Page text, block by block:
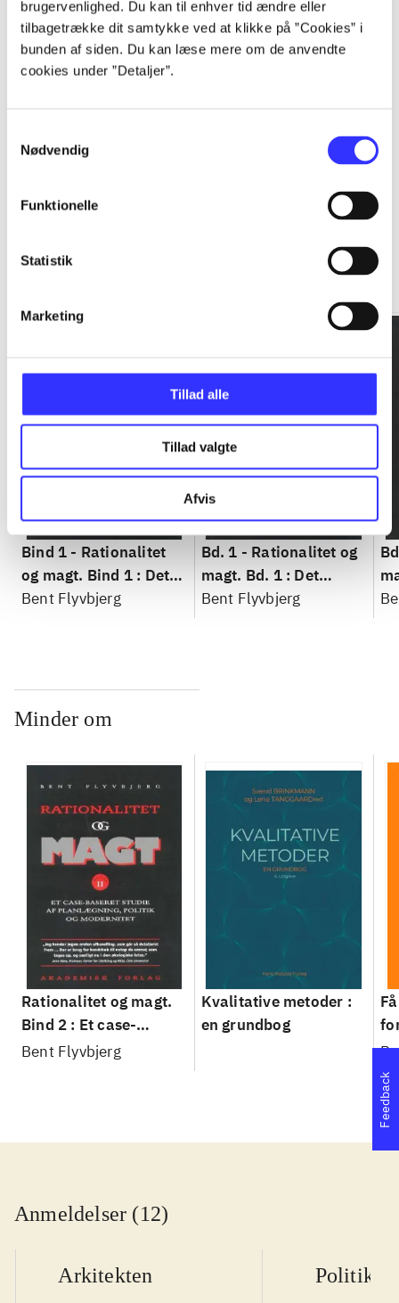
brugervenlighed. Du kan til enhver tid ændre eller
tilbagetrække dit samtykke ved at klikke på ”Cookies” i
bunden af siden. Du kan læse mere om de anvendte
cookies under ”Detaljer”.
Nødvendig
Funktionelle
Statistik
Marketing
Tillad alle
Tillad valgte
Afvis
...
Bind 1 - Rationalitet
og magt. Bind 1 : Det
konkretes videnskab
Bent Flyvbjerg
Bd. 1 - Rationalitet og
magt. Bd. 1 : Det
konkretes videnskab
Bent Flyvbjerg
Minder om
Rationalitet og magt.
Bind 2 : Et case-
baseret studie af
Bent Flyvbjerg
Kvalitative metoder :
en grundbog
Anmeldelser (12)
Arkitekten Politiken
Feedback